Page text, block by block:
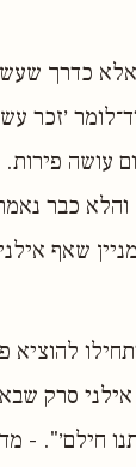
כדרך
׳זכר
עושה
כבר
שאף
סרק
חילם׳". -